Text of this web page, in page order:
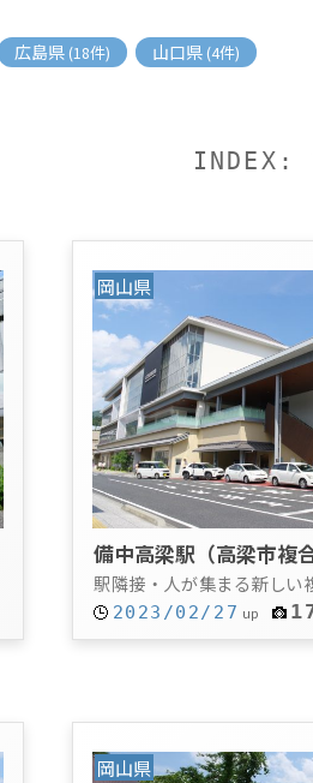
広島県(18件) 山口県 (4件)
岡山県
備中高梁駅（高梁市複
駅隣接・人が集まる新しい
2023/02/27 up
岡山県